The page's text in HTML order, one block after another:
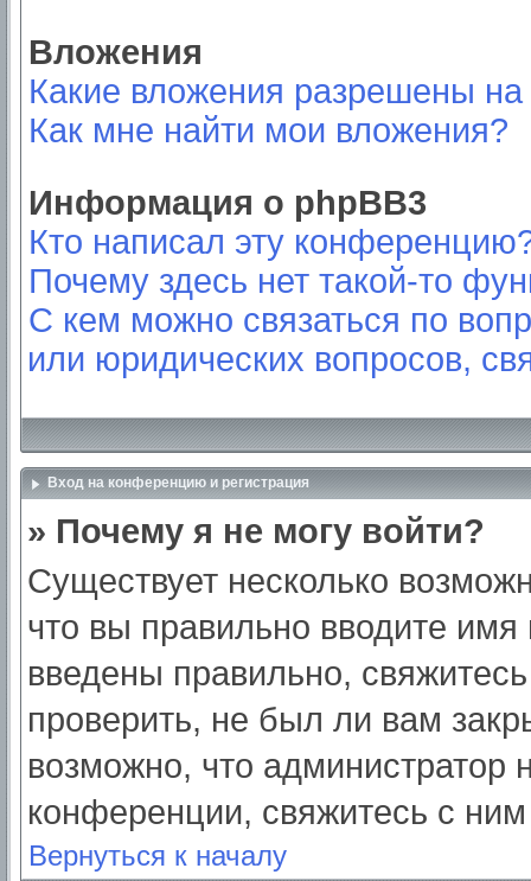
Вложения
Какие вложения разрешены
Как мне найти мои вложения?
Информация о phpBB3
Кто написал эту
Почему здесь нет такой-то
С кем можно связаться по
или юридических вопросов,
Вход на конференцию и регистрация
» Почему я не могу войти?
Существует несколько
что вы правильно вводите
введены правильно,
проверить, не был ли вам
возможно, что администратор
конференции, свяжитесь с
Вернуться к началу